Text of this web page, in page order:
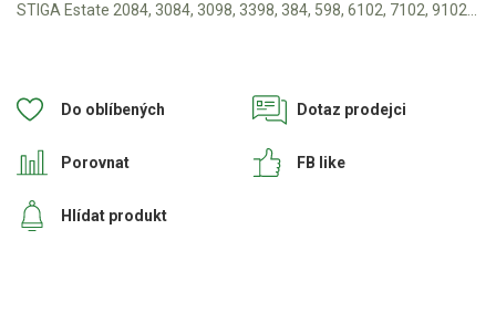
Aku AL-KO
VARI
VARI multifunkční nosiče
STIGA Estate 2084, 3084, 3098, 3398, 384, 598, 6102, 7102, 9102...
Do oblíbených
Porovnat
Dotaz prodejci
Hlídat produkt
FB like